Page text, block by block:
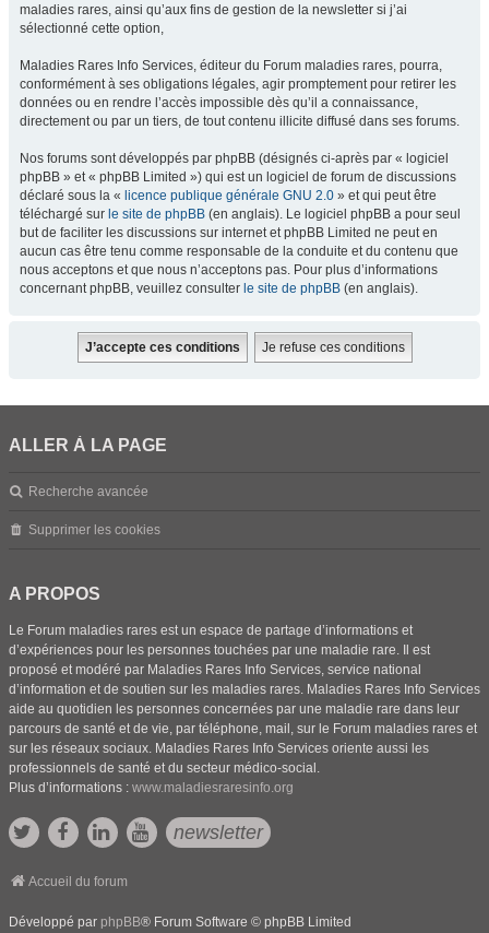
maladies rares, ainsi qu’aux fins de gestion de la newsletter si j’ai
sélectionné cette option,
Maladies Rares Info Services, éditeur du Forum maladies rares, pourra,
conformément à ses obligations légales, agir promptement pour retirer les
données ou en rendre l’accès impossible dès qu’il a connaissance,
directement ou par un tiers, de tout contenu illicite diffusé dans ses forums.
Nos forums sont développés par phpBB (désignés ci-après par « logiciel
phpBB » et « phpBB Limited ») qui est un logiciel de forum de discussions
déclaré sous la « licence publique générale GNU 2.0 » et qui peut être
téléchargé sur le site de phpBB (en anglais). Le logiciel phpBB a pour seul
but de faciliter les discussions sur internet et phpBB Limited ne peut en
aucun cas être tenu comme responsable de la conduite et du contenu que
nous acceptons et que nous n’acceptons pas. Pour plus d’informations
concernant phpBB, veuillez consulter le site de phpBB (en anglais).
ALLER À LA PAGE
Recherche avancée
Supprimer les cookies
A PROPOS
Le Forum maladies rares est un espace de partage d’informations et
d’expériences pour les personnes touchées par une maladie rare. Il est
proposé et modéré par Maladies Rares Info Services, service national
d’information et de soutien sur les maladies rares. Maladies Rares Info Services
aide au quotidien les personnes concernées par une maladie rare dans leur
parcours de santé et de vie, par téléphone, mail, sur le Forum maladies rares et
sur les réseaux sociaux. Maladies Rares Info Services oriente aussi les
professionnels de santé et du secteur médico-social.
Plus d’informations : www.maladiesraresinfo.org
newsletter
Accueil du forum
Développé par phpBB® Forum Software © phpBB Limited